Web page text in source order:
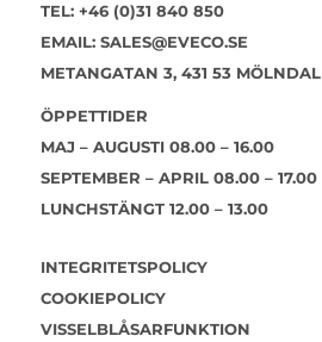
TEL: +46 (0)31 840 850
EMAIL: SALES@EVECO.SE
METANGATAN 3, 431 53 MÖLNDAL
ÖPPETTIDER
MAJ – AUGUSTI 08.00 – 16.00
SEPTEMBER – APRIL 08.00 – 17.00
LUNCHSTÄNGT 12.00 – 13.00
INTEGRITETSPOLICY
COOKIEPOLICY
VISSELBLÅSARFUNKTION